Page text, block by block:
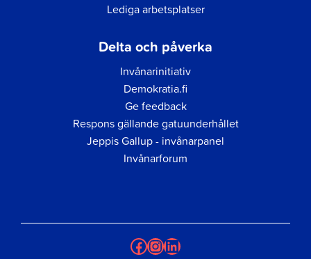
Lediga arbetsplatser
Delta och påverka
Invånarinitiativ
Demokratia.fi
Ge feedback
Respons gällande gatuunderhållet
Jeppis Gallup - invånarpanel
Invånarforum
Facebook
Instagram
LinkedIn